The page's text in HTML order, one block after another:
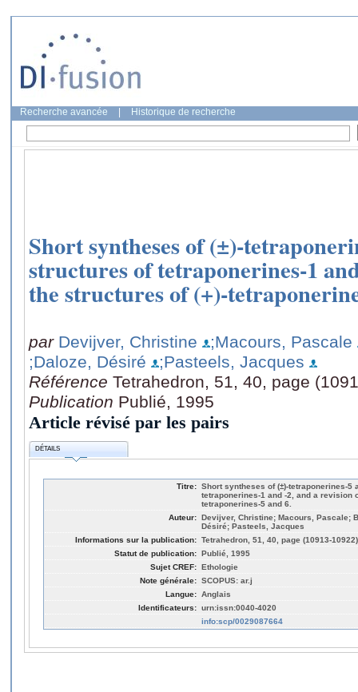
Recherche avancée Historique de recherche
Short syntheses of (±)-
structures of tetraponerines-1
the structures of (+)-
par Devijver, Christine
;Macours, Pascale
;Daloze, Désiré
;Pasteels, Jacques
Référence Tetrahedron, 51, 40, page
Publication Publié, 1995
Article révisé par les pairs
DÉTAILS
Titre: Short syntheses of (±)-tetraponerines-5
tetraponerines-1 and -2, and a revision
tetraponerines-5 and 6.
Auteur: Devijver, Christine; Macours, Pascale;
Désiré; Pasteels, Jacques
Informations sur la publication: Tetrahedron, 51, 40, page (10913-10922)
Statut de publication: Publié, 1995
Sujet CREF: Ethologie
Note générale: SCOPUS: ar.j
Langue: Anglais
Identificateurs: urn:issn:0040-4020
info:scp/0029087664